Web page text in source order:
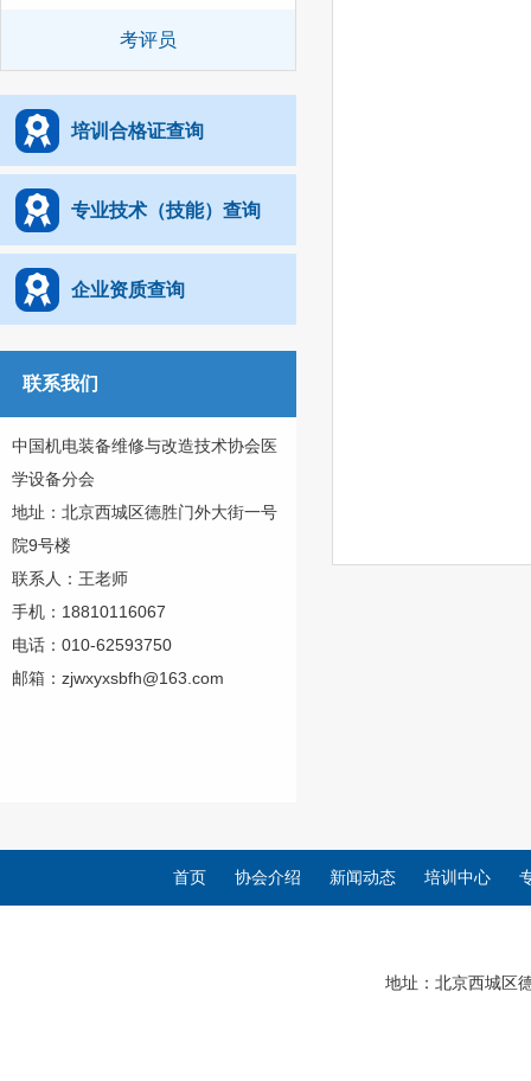
考评员
培训合格证查询
专业技术（技能）查询
企业资质查询
联系我们
中国机电装备维修与改造技术协会医
学设备分会
地址：北京西城区德胜门外大街一号
院9号楼
联系人：王老师
手机：18810116067
电话：010-62593750
邮箱：zjwxyxsbfh@163.com
首页 协会介绍 新闻动态 培训中心
地址：北京西城区